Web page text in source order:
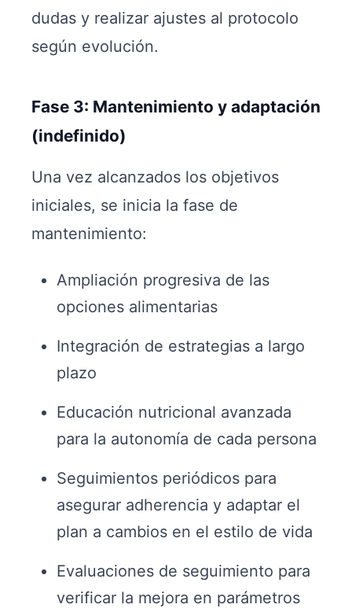
dudas y realizar ajustes al protocolo
según evolución.
Fase 3: Mantenimiento y adaptación
(indefinido)
Una vez alcanzados los objetivos
iniciales, se inicia la fase de
mantenimiento:
Ampliación progresiva de las
opciones alimentarias
Integración de estrategias a largo
plazo
Educación nutricional avanzada
para la autonomía de cada persona
Seguimientos periódicos para
asegurar adherencia y adaptar el
plan a cambios en el estilo de vida
Evaluaciones de seguimiento para
verificar la mejora en parámetros